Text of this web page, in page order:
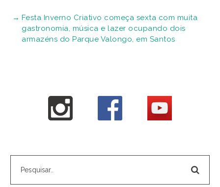
Festa Inverno Criativo começa sexta com muita
gastronomia, música e lazer ocupando dois
armazéns do Parque Valongo, em Santos